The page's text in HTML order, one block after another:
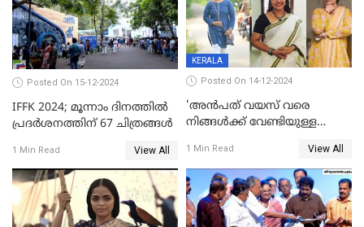
Posted On 15-12-2024
IFFK 2024; മൂന്നാം ദിനത്തില്‍
പ്രദര്‍ശനത്തിന് 67 ചിത്രങ്ങള്‍
1 Min Read View All
KERALA
Posted On 14-12-2024
'അന്‍പത് വയസ് വരെ
നിങ്ങള്‍ക്ക് വേണ്ടിയുള്ള
കൂട്ട് ആവശ്യമുണ്ട്; കല്യാണം
കഴിക്കാമെന്ന് തോന്നി
തുടങ്ങിയിട്ടുണ്ടെന്ന് നിഷ
സാരംഗ്
1 Min Read View All